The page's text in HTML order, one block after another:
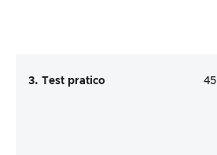
3. Test pratico 45